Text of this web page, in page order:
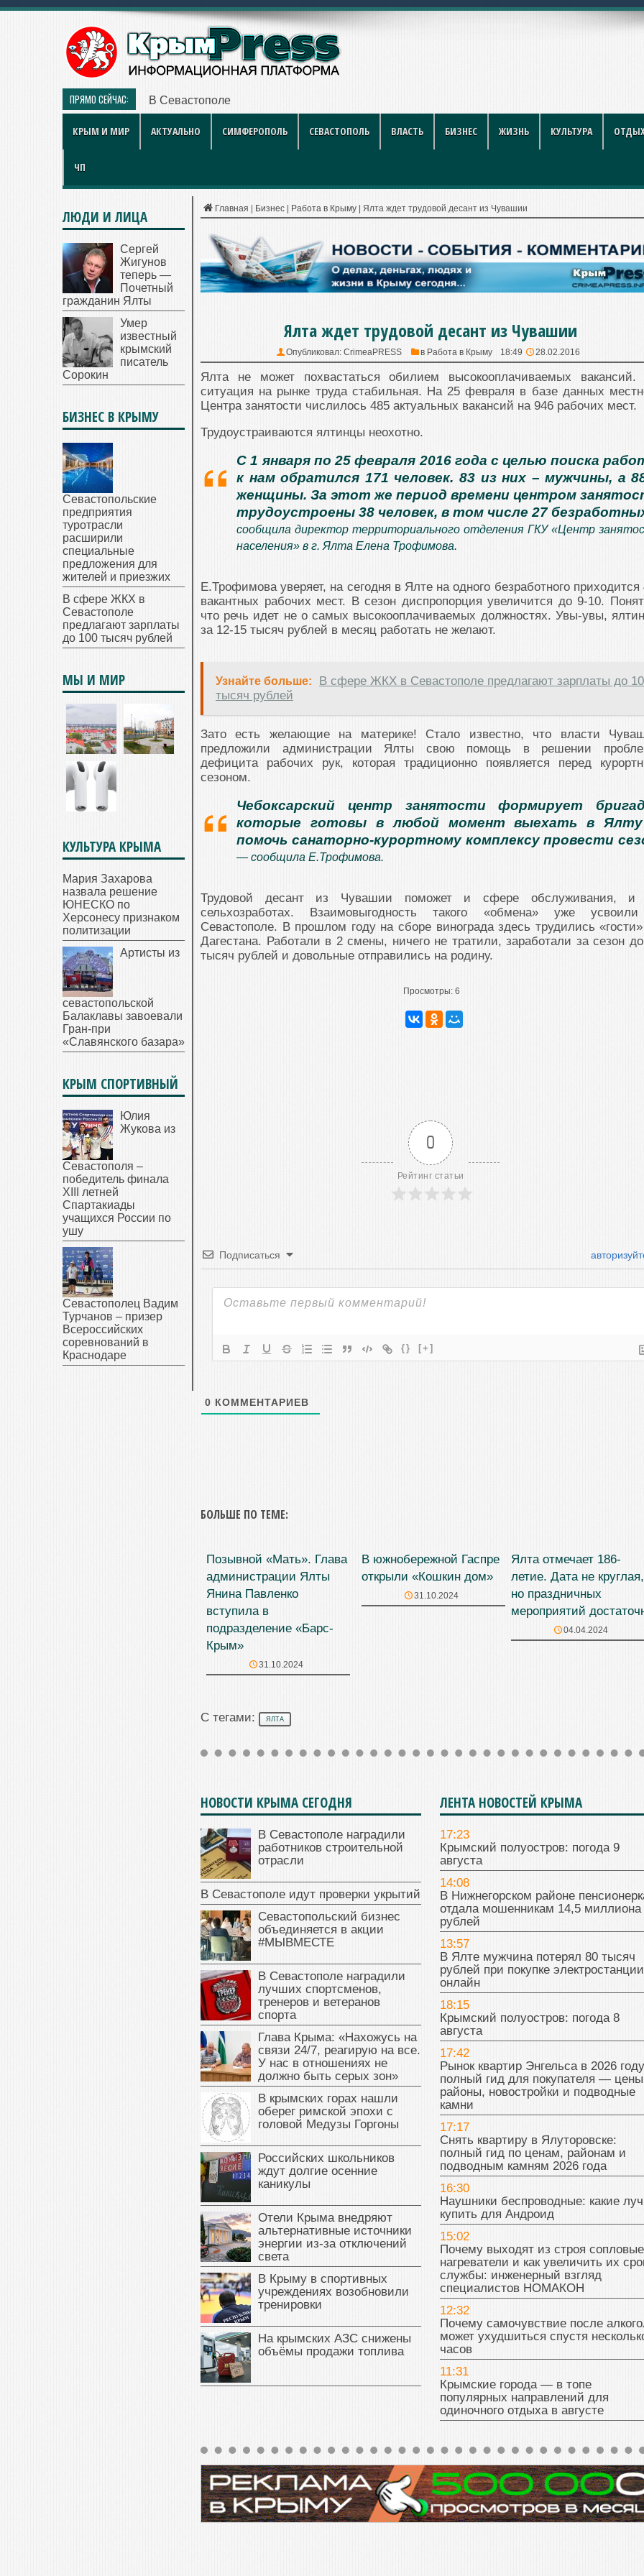
ПРЯМО СЕЙЧАС: В Севастополе наградили работников строительной отрасли
КРЫМ И МИР АКТУАЛЬНО СИМФЕРОПОЛЬ СЕВАСТОПОЛЬ ВЛАСТЬ БИЗНЕС ЖИЗНЬ КУЛЬТУРА
ЧП
Главная Бизнес Работа в Крыму Ялта ждет трудовой десант из Чувашии
Ялта ждет трудовой десант из Чувашии
Опубликовал: CrimeaPRESS в Работа в Крыму 18:49 28.02.2016
Ялта не может похвастаться обилием высокооплачиваемых
ситуация на рынке труда стабильная. На 25 февраля в базе данных
Центра занятости числилось 485 актуальных вакансий на 946 рабочих мест.
Трудоустраиваются ялтинцы неохотно.
С 1 января по 25 февраля 2016 года с целью поиска
к нам обратился 171 человек. 83 из них – мужчины, а
женщины. За этот же период времени центром
трудоустроены 38 человек, в том числе 27
сообщила директор территориального отделения ГКУ «Центр
населения» в г. Ялта Елена Трофимова.
Е.Трофимова уверяет, на сегодня в Ялте на одного безработного приходится
вакантных рабочих мест. В сезон диспропорция увеличится до 9-10.
что речь идет не о самых высокооплачиваемых должностях. Увы-увы,
за 12-15 тысяч рублей в месяц работать не желают.
Узнайте больше:
В сфере ЖКХ в Севастополе предлагают зарплаты до
тысяч рублей
Зато есть желающие на материке! Стало известно, что власти
предложили администрации Ялты свою помощь в решении
дефицита рабочих рук, которая традиционно появляется перед
сезоном.
Чебоксарский центр занятости формирует
которые готовы в любой момент выехать в
помочь санаторно-курортному комплексу провести
— сообщила Е.Трофимова.
Трудовой десант из Чувашии поможет и сфере обслуживания, и
сельхозработах. Взаимовыгодность такого «обмена» уже
Севастополе. В прошлом году на сборе винограда здесь трудились
Дагестана. Работали в 2 смены, ничего не тратили, заработали за сезон
тысяч рублей и довольные отправились на родину.
Просмотры: 6
0
Рейтинг статьи
Подписаться
{} [+]
0 КОММЕНТАРИЕВ
БОЛЬШЕ ПО ТЕМЕ:
Позывной «Мать». Глава
администрации Ялты
Янина Павленко
вступила в
подразделение «Барс-
Крым»
31.10.2024
В южнобережной Гаспре
открыли «Кошкин дом»
31.10.2024
Ялта отмечает 186-
летие. Дата не круглая,
но праздничных
мероприятий
04.04.2024
С тегами: ЯЛТА
НОВОСТИ КРЫМА СЕГОДНЯ
В Севастополе наградили
работников строительной
отрасли
В Севастополе идут проверки укрытий
Севастопольский бизнес
объединяется в акции
#МЫВМЕСТЕ
В Севастополе наградили
лучших спортсменов,
тренеров и ветеранов
спорта
Глава Крыма: «Нахожусь на
связи 24/7, реагирую на все.
У нас в отношениях не
должно быть серых зон»
В крымских горах нашли
оберег римской эпохи с
головой Медузы Горгоны
Российских школьников
ждут долгие осенние
каникулы
Отели Крыма внедряют
альтернативные источники
энергии из-за отключений
света
В Крыму в спортивных
учреждениях возобновили
тренировки
На крымских АЗС снижены
объёмы продажи топлива
ЛЕНТА НОВОСТЕЙ КРЫМА
17:23
Крымский полуостров: погода 9
августа
14:08
В Нижнегорском районе
отдала мошенникам 14,5 миллиона
рублей
13:57
В Ялте мужчина потерял 80 тысяч
рублей при покупке электростанции
онлайн
18:15
Крымский полуостров: погода 8
августа
17:42
Рынок квартир Энгельса в 2026
полный гид для покупателя —
районы, новостройки и подводные
камни
17:17
Снять квартиру в Ялуторовске:
полный гид по ценам, районам и
подводным камням 2026 года
16:30
Наушники беспроводные: какие
купить для Андроид
15:02
Почему выходят из строя сопловые
нагреватели и как увеличить их
службы: инженерный взгляд
специалистов НОМАКОН
12:32
Почему самочувствие после
может ухудшиться спустя
часов
11:31
Крымские города — в топе
популярных направлений для
одиночного отдыха в августе
ЛЮДИ И ЛИЦА
Сергей
Жигунов
теперь —
Почетный
гражданин Ялты
Умер
известный
крымский
писатель
Сорокин
БИЗНЕС В КРЫМУ
Севастопольские
предприятия
туротрасли
расширили
специальные
предложения для
жителей и приезжих
В сфере ЖКХ в
Севастополе
предлагают зарплаты
до 100 тысяч рублей
МЫ И МИР
КУЛЬТУРА КРЫМА
Мария Захарова
назвала решение
ЮНЕСКО по
Херсонесу признаком
политизации
Артисты из
севастопольской
Балаклавы завоевали
Гран-при
«Славянского базара»
КРЫМ СПОРТИВНЫЙ
Юлия
Жукова из
Севастополя –
победитель финала
XIII летней
Спартакиады
учащихся России по
ушу
Севастополец Вадим
Турчанов – призер
Всероссийских
соревнований в
Краснодаре